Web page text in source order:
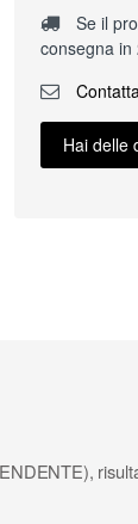
Se il
consegna in
Hai delle